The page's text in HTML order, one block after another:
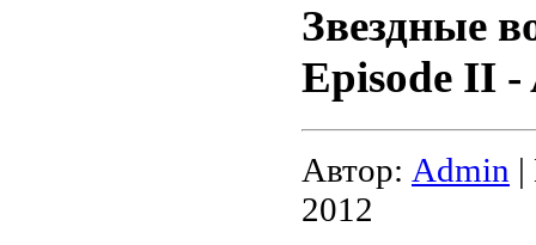
Звездные
Episode II -
Автор: Admin |
2012